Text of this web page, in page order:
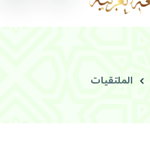
الملتقيات